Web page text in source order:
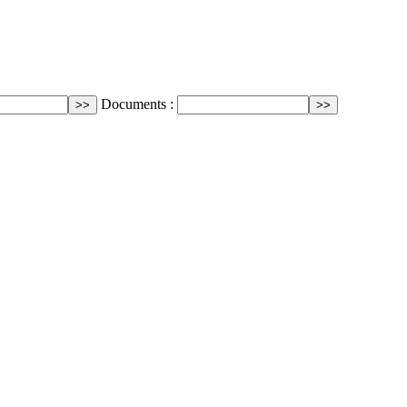
Documents :